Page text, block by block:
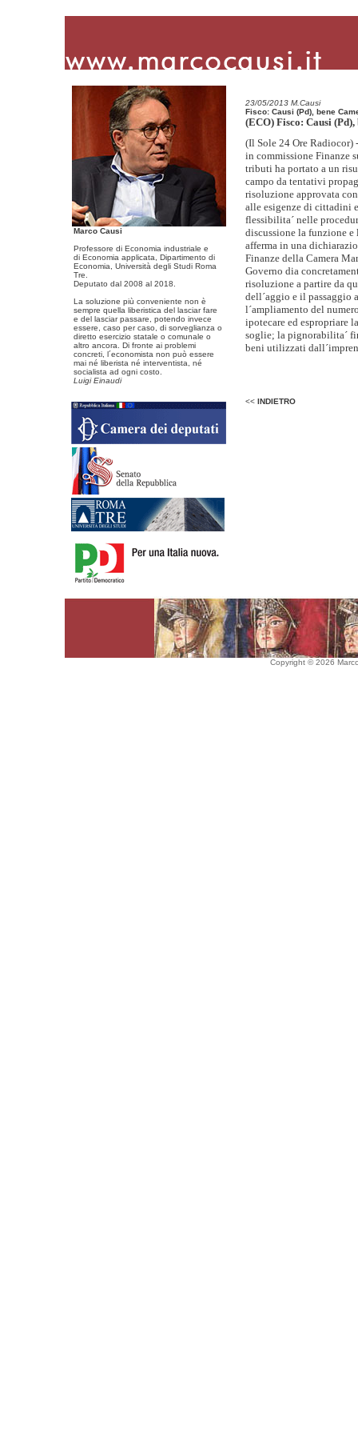
Marco Causi
Professore di Economia industriale e
di Economia applicata, Dipartimento di
Economia, Università degli Studi Roma
Tre.
Deputato dal 2008 al 2018.
La soluzione più conveniente non è
sempre quella liberistica del lasciar fare
e del lasciar passare, potendo invece
essere, caso per caso, di sorveglianza o
diretto esercizio statale o comunale o
altro ancora. Di fronte ai problemi
concreti, l´economista non può essere
mai né liberista né interventista, né
socialista ad ogni costo.
Luigi Einaudi
23/05/2013 M.Causi
Fisco: Causi (Pd), bene
(ECO) Fisco: Causi
(Il Sole 24 Ore Radiocor)
in commissione Finanze
tributi ha portato a un
campo da tentativi
risoluzione approvata
alle esigenze di cittadini
flessibilita´ nelle
discussione la funzione e
afferma in una
Finanze della Camera
Governo dia
risoluzione a partire da
dell´aggio e il passaggio
l´ampliamento del
ipotecare ed espropriare
soglie; la pignorabilita´
<< INDIETRO
Copyright © 2026